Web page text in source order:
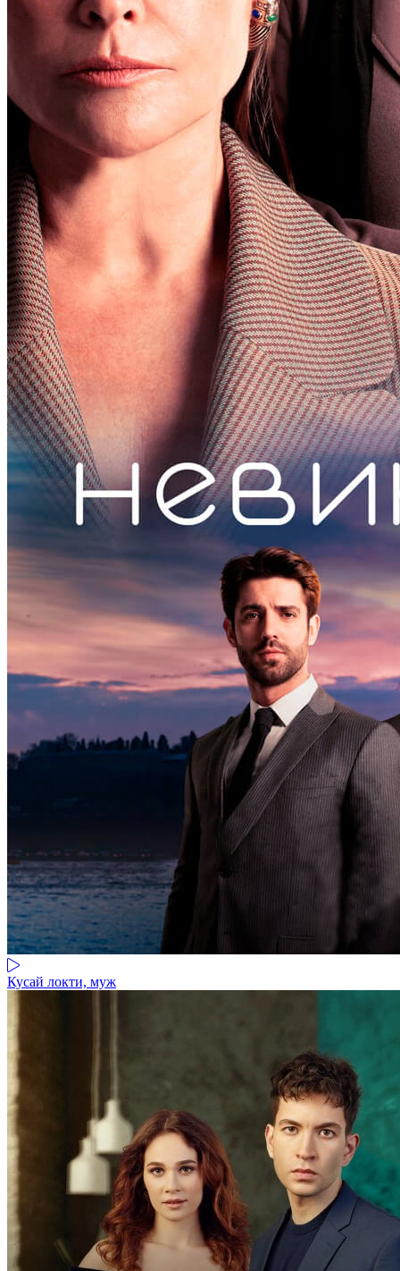
Кусай локти, муж